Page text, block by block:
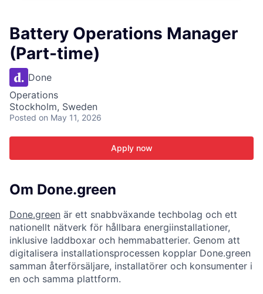
Battery Operations Manager
(Part-time)
Done
Operations
Stockholm, Sweden
Posted on May 11, 2026
Apply now
Om Done.green
Done.green är ett snabbväxande techbolag och ett
nationellt nätverk för hållbara energiinstallationer,
inklusive laddboxar och hemmabatterier. Genom att
digitalisera installationsprocessen kopplar Done.green
samman återförsäljare, installatörer och konsumenter i
en och samma plattform.